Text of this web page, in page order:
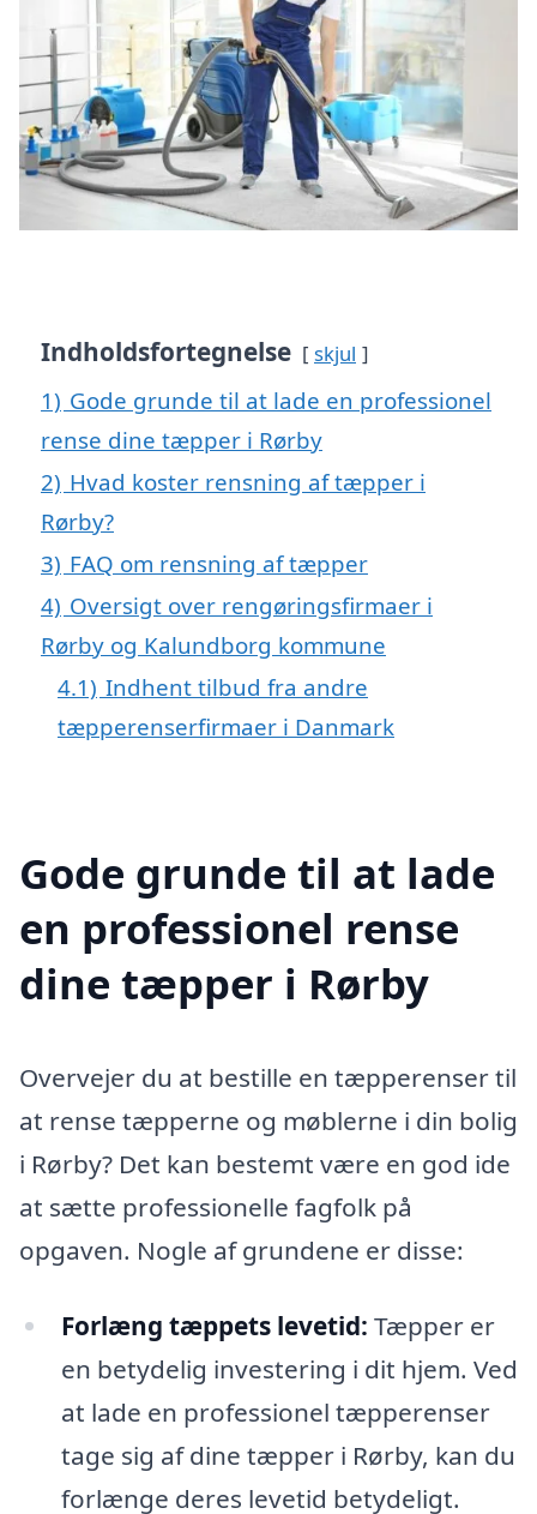
Indholdsfortegnelse skjul
1) Gode grunde til at lade en professionel
rense dine tæpper i Rørby
2) Hvad koster rensning af tæpper i
Rørby?
3) FAQ om rensning af tæpper
4) Oversigt over rengøringsfirmaer i
Rørby og Kalundborg kommune
4.1) Indhent tilbud fra andre
tæpperenserfirmaer i Danmark
Gode grunde til at lade
en professionel rense
dine tæpper i Rørby
Overvejer du at bestille en tæpperenser til
at rense tæpperne og møblerne i din bolig
i Rørby? Det kan bestemt være en god ide
at sætte professionelle fagfolk på
opgaven. Nogle af grundene er disse:
Forlæng tæppets levetid: Tæpper er
en betydelig investering i dit hjem. Ved
at lade en professionel tæpperenser
tage sig af dine tæpper i Rørby, kan du
forlænge deres levetid betydeligt.